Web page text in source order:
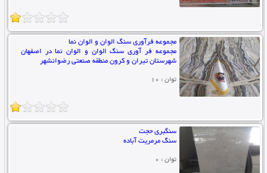
مجموعه فرآوری سنگ الوان و الوان نما
مجموعه فر آوری سنگ الوان و الوان نما در اصفهان
شهرستان تیران و کرون منطقه صنعتی رضوانشهر
توان : 10
سنگبری حجت
سنگ مرمریت آباده
توان : 0